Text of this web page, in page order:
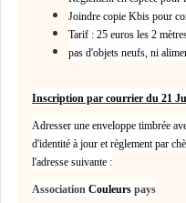
Joindre copie Kbis pour
Tarif : 25 euros les 2
pas d'objets neufs, ni
Inscription par courrier du 21
Adresser une enveloppe timbrée
d'identité à jour et règlement par
l'adresse suivante :
Association Couleurs pays